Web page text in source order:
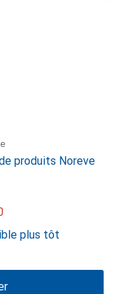
produits Noreve
plus tôt